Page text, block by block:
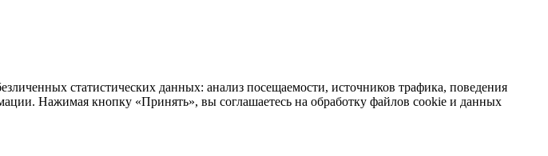
статистических данных: анализ посещаемости, источников трафика, поведения
Нажимая кнопку «Принять», вы соглашаетесь на обработку файлов cookie и данных